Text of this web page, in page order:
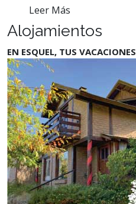
Leer Más
Alojamientos
EN ESQUEL, TUS VACACIONES